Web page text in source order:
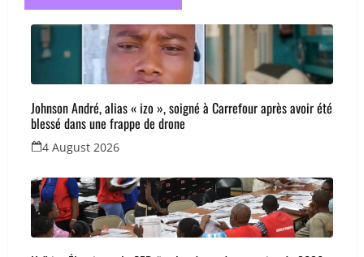
Johnson André, alias « izo », soigné à Carrefour après avoir été
blessé dans une frappe de drone
4 August 2026